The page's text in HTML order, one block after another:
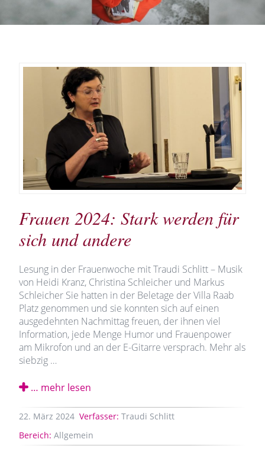
Frauen 2024: Stark werden für
sich und andere
Lesung in der Frauenwoche mit Traudi Schlitt – Musik
von Heidi Kranz, Christina Schleicher und Markus
Schleicher Sie hatten in der Beletage der Villa Raab
Platz genommen und sie konnten sich auf einen
ausgedehnten Nachmittag freuen, der ihnen viel
Information, jede Menge Humor und Frauenpower
am Mikrofon und an der E-Gitarre versprach. Mehr als
siebzig …
… mehr lesen
22. März 2024 Verfasser: Traudi Schlitt
Bereich: Allgemein